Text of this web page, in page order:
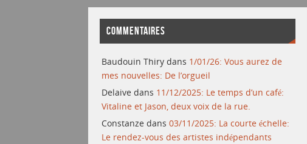
COMMENTAIRES
Baudouin Thiry dans 1/01/26: Vous aurez de
mes nouvelles: De l’orgueil
Delaive dans 11/12/2025: Le temps d’un café:
Vitaline et Jason, deux voix de la rue.
Constanze dans03/11/2025: La courte échelle:
Le rendez-vous des artistes indépendants